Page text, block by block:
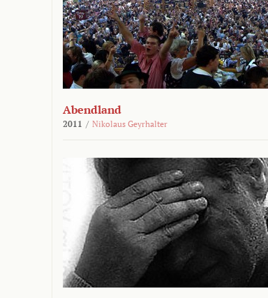
Abendland
2011 / Nikolaus Geyrhalter